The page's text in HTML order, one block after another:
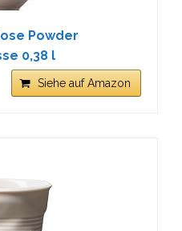
Powder
0,38 l
Siehe auf Amazon